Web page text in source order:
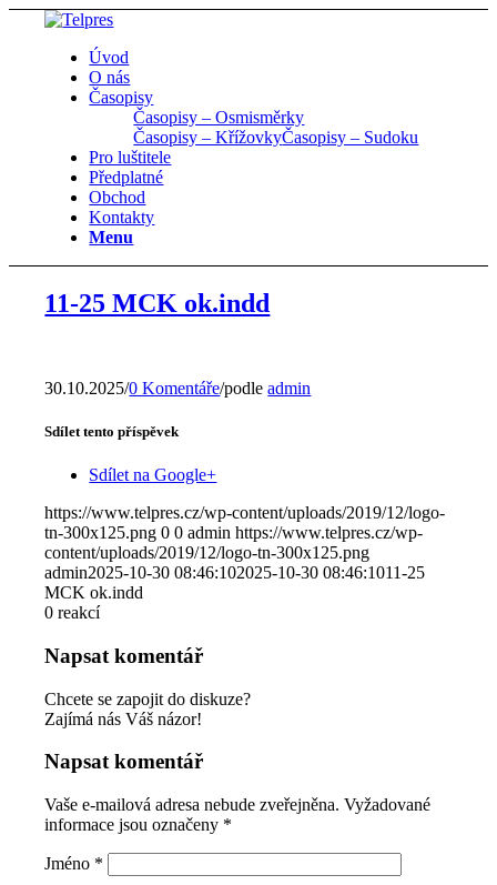
Úvod
O nás
Časopisy
Časopisy – Osmisměrky
Časopisy – KřížovkyČasopisy – Sudoku
Pro luštitele
Předplatné
Obchod
Kontakty
Menu
11-25 MCK ok.indd
30.10.2025/0 Komentáře/podleadmin
Sdílet tento příspěvek
Sdílet na Google+
https://www.telpres.cz/wp-content/uploads/2019/12/logo-
tn-300x125.png 0 0 admin https://www.telpres.cz/wp-
content/uploads/2019/12/logo-tn-300x125.png
admin2025-10-30 08:46:102025-10-30 08:46:1011-25
MCK ok.indd
0 reakcí
Napsat komentář
Chcete se zapojit do diskuze?
Zajímá nás Váš názor!
Napsat komentář
Vaše e-mailová adresa nebude zveřejněna. Vyžadované
informace jsou označeny *
Jméno *